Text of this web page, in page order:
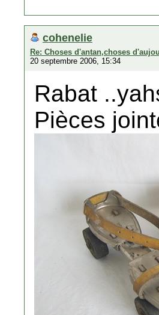
cohenelie
Re: Choses d'antan,choses
20 septembre 2006, 15:34
Rabat
Pièces